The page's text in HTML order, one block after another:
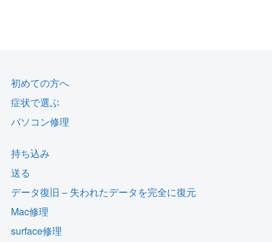
初めての方へ
症状で選ぶ
パソコン修理
持ち込み
送る
データ復旧 – 失われたデータを完全に復元
Mac修理
surface修理